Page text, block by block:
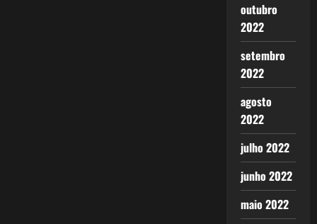
outubro
2022
setembro
2022
agosto
2022
julho 2022
junho 2022
maio 2022